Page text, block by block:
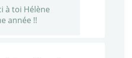
à toi Hélène
année !!